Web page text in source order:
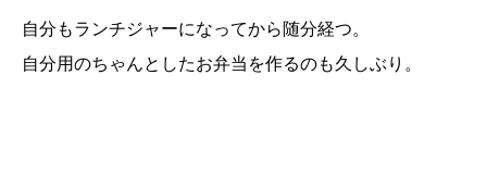
自分もランチジャーになってから随分経つ。
自分用のちゃんとしたお弁当を作るのも久しぶり。